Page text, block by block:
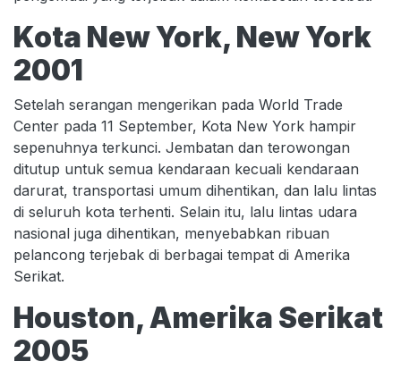
Kota New York, New York
2001
Setelah serangan mengerikan pada World Trade
Center pada 11 September, Kota New York hampir
sepenuhnya terkunci. Jembatan dan terowongan
ditutup untuk semua kendaraan kecuali kendaraan
darurat, transportasi umum dihentikan, dan lalu lintas
di seluruh kota terhenti. Selain itu, lalu lintas udara
nasional juga dihentikan, menyebabkan ribuan
pelancong terjebak di berbagai tempat di Amerika
Serikat.
Houston, Amerika Serikat
2005